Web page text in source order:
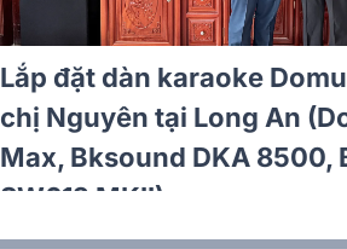
Domus hơn 20tr cho
Nội (Domus DP6210 Max,
6500)